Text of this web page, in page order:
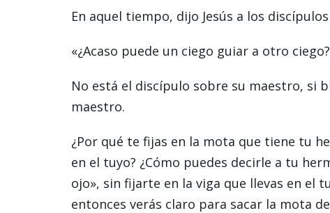
En aquel tiempo, dijo Jesús a los
«¿Acaso puede un ciego guiar a otro
No está el discípulo sobre su maestro, si
maestro.
¿Por qué te fijas en la mota que tiene tu
en el tuyo? ¿Cómo puedes decirle a tu
ojo», sin fijarte en la viga que llevas en el
entonces verás claro para sacar la mota